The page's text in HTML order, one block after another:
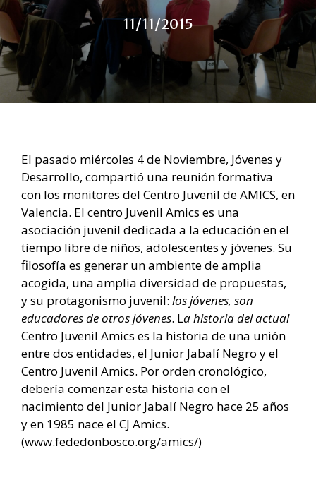
11/11/2015
El pasado miércoles 4 de Noviembre, Jóvenes y
Desarrollo, compartió una reunión formativa
con los monitores del Centro Juvenil de AMICS, en
Valencia. El centro Juvenil Amics es una
asociación juvenil dedicada a la educación en el
tiempo libre de niños, adolescentes y jóvenes. Su
filosofía es generar un ambiente de amplia
acogida, una amplia diversidad de propuestas,
y su protagonismo juvenil: los jóvenes, son
educadores de otros jóvenes. La historia del actual
Centro Juvenil Amics es la historia de una unión
entre dos entidades, el Junior Jabalí Negro y el
Centro Juvenil Amics. Por orden cronológico,
debería comenzar esta historia con el
nacimiento del Junior Jabalí Negro hace 25 años
y en 1985 nace el CJ Amics.
(www.fededonbosco.org/amics/)